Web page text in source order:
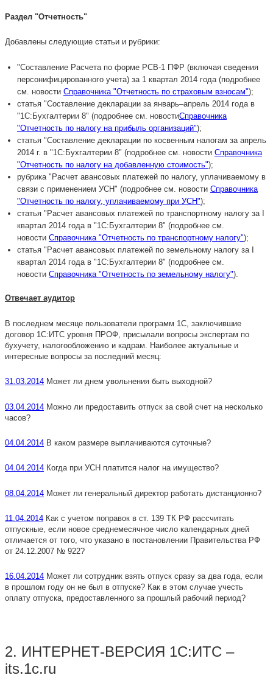
Раздел "Отчетность"
Добавлены следующие статьи и рубрики:
"Составление Расчета по форме РСВ-1 ПФР (включая сведения
персонифицированного учета) за 1 квартал 2014 года (подробнее
см. новости Справочника "Отчетность по страховым взносам");
статья "Составление декларации за январь–апрель 2014 года в
"1С:Бухгалтерии 8" (подробнее см. новостиСправочника
"Отчетность по налогу на прибыль организаций");
статья "Составление декларации по косвенным налогам за апрель
2014 г. в "1С:Бухгалтерии 8" (подробнее см. новости Справочника
"Отчетность по налогу на добавленную стоимость");
рубрика "Расчет авансовых платежей по налогу, уплачиваемому в
связи с применением УСН" (подробнее см. новости Справочника
"Отчетность по налогу, уплачиваемому при УСН");
статья "Расчет авансовых платежей по транспортному налогу за I
квартал 2014 года в "1С:Бухгалтерии 8" (подробнее см.
новости Справочника "Отчетность по транспортному налогу");
статья "Расчет авансовых платежей по земельному налогу за I
квартал 2014 года в "1С:Бухгалтерии 8" (подробнее см.
новости Справочника "Отчетность по земельному налогу").
Отвечает аудитор
В последнем месяце пользователи программ 1С, заключившие
договор 1С:ИТС уровня ПРОФ, присылали вопросы экспертам по
бухучету, налогообложению и кадрам. Наиболее актуальные и
интересные вопросы за последний месяц:
31.03.2014 Может ли днем увольнения быть выходной?
03.04.2014 Можно ли предоставить отпуск за свой счет на несколько
часов?
04.04.2014 В каком размере выплачиваются суточные?
04.04.2014 Когда при УСН платится налог на имущество?
08.04.2014 Может ли генеральный директор работать дистанционно?
11.04.2014 Как с учетом поправок в ст. 139 ТК РФ рассчитать
отпускные, если новое среднемесячное число календарных дней
отличается от того, что указано в постановлении Правительства РФ
от 24.12.2007 № 922?
16.04.2014 Может ли сотрудник взять отпуск сразу за два года, если
в прошлом году он не был в отпуске? Как в этом случае учесть
оплату отпуска, предоставленного за прошлый рабочий период?
2. ИНТЕРНЕТ-ВЕРСИЯ 1С:ИТС –
its.1c.ru